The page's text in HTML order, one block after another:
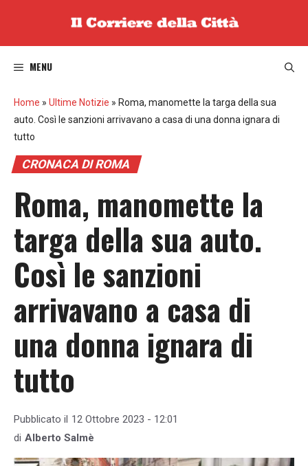
MENU
Home » Ultime Notizie » Roma, manomette la targa della sua
auto. Così le sanzioni arrivavano a casa di una donna ignara di
tutto
CRONACA DI ROMA
Roma, manomette la
targa della sua auto.
Così le sanzioni
arrivavano a casa di
una donna ignara di
tutto
Pubblicato il 12 Ottobre 2023 - 12:01
di Alberto Salmè